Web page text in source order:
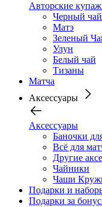
Авторские
Черный чай
Матэ
Зеленый
Улун
Белый чай
Тизаны
Матча
Аксессуары
Аксессуары
Баночки
Всё для
Другие
Чайники
Чаши
Подарки и
Подарки за